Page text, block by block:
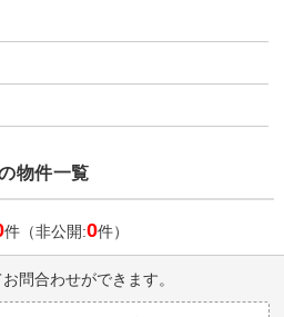
物件一覧
件（非公開:0件）
問合わせができます。